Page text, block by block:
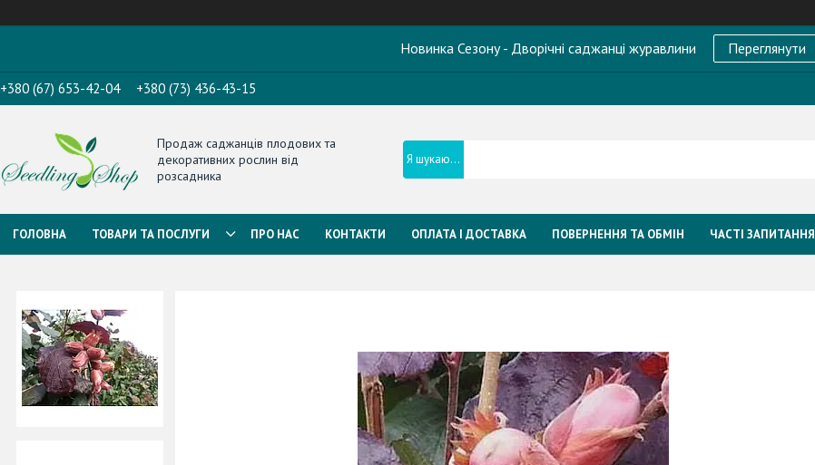
Новинка Сезону - Дворічні саджанці журавлини Переглянути
+380 (67) 653-42-04 +380 (73) 436-43-15
Продаж саджанців плодових та
декоративних рослин від
розсадника
ГОЛОВНА ТОВАРИ ТА ПОСЛУГИ ПРО НАС КОНТАКТИ ОПЛАТА І ДОСТАВКА ПОВЕРНЕННЯ ТА ОБМІН ЧАСТІ ЗАПИТАННЯ